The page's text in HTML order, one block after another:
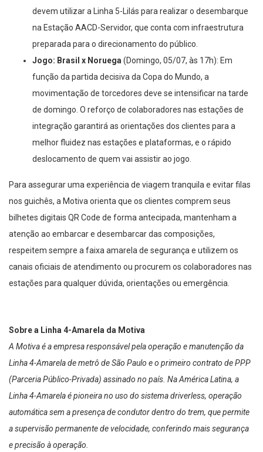
devem utilizar a Linha 5-Lilás para realizar o desembarque
na Estação AACD-Servidor, que conta com infraestrutura
preparada para o direcionamento do público.
Jogo: Brasil x Noruega (Domingo, 05/07, às 17h): Em
função da partida decisiva da Copa do Mundo, a
movimentação de torcedores deve se intensificar na tarde
de domingo. O reforço de colaboradores nas estações de
integração garantirá as orientações dos clientes para a
melhor fluidez nas estações e plataformas, e o rápido
deslocamento de quem vai assistir ao jogo.
Para assegurar uma experiência de viagem tranquila e evitar filas
nos guichês, a Motiva orienta que os clientes comprem seus
bilhetes digitais QR Code de forma antecipada, mantenham a
atenção ao embarcar e desembarcar das composições,
respeitem sempre a faixa amarela de segurança e utilizem os
canais oficiais de atendimento ou procurem os colaboradores nas
estações para qualquer dúvida, orientações ou emergência.
Sobre a Linha 4-Amarela da Motiva
A Motiva é a empresa responsável pela operação e manutenção da
Linha 4-Amarela de metrô de São Paulo e o primeiro contrato de PPP
(Parceria Público-Privada) assinado no país. Na América Latina, a
Linha 4-Amarela é pioneira no uso do sistema driverless, operação
automática sem a presença de condutor dentro do trem, que permite
a supervisão permanente de velocidade, conferindo mais segurança
e precisão à operação.